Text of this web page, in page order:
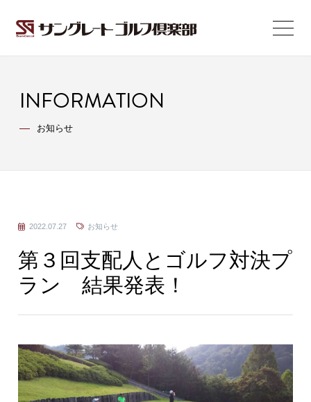
INFORMATION
お知らせ
2022.07.27 お知らせ
第３回支配人とゴルフ対決プ
ラン 結果発表！